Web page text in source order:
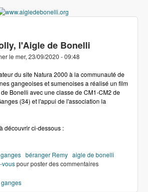
Aller au contenu principal
l'Aigle de Bonelli
le mer, 23/09/2020 - 09:48
du site Natura 2000 à la communauté de
gangeoises et sumenoises a réalisé un film
Bonelli avec une classe de CM1-CM2 de
(34) et l'appui de l'association la
découvrir ci-dessous :
ganges béranger Remy aigle de bonelli
de Polly, l'Aigle de Bonelli
vouspour poster des commentaires